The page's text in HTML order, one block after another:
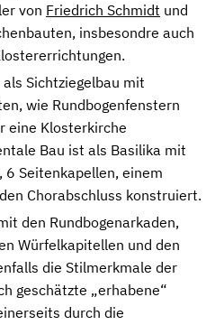
von Friedrich Schmidt und
insbesondre auch
Sichtziegelbau mit
wie Rundbogenfenstern
eine Klosterkirche
Bau ist als Basilika mit
6 Seitenkapellen, einem
Chorabschluss konstruiert.
den Rundbogenarkaden,
Würfelkapitellen und den
die Stilmerkmale der
geschätzte „erhabene“
durch die